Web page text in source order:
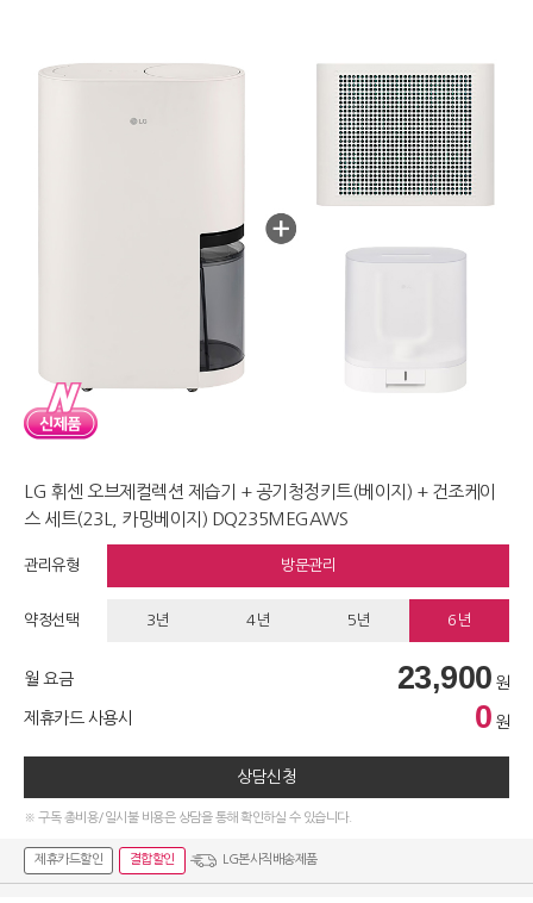
LG 휘센 오브제컬렉션 제습기 + 공기청정키트(베이지) + 건조케이
스 세트(23L, 카밍베이지) DQ235MEGAWS
관리유형 방문관리
약정선택 3년 4년 5년 6년
월 요금 23,900 원
제휴카드 사용시 0 원
상담신청
※ 구독 총비용/일시불 비용은 상담을 통해 확인하실 수 있습니다.
제휴카드할인 결합할인 LG본사직배송제품